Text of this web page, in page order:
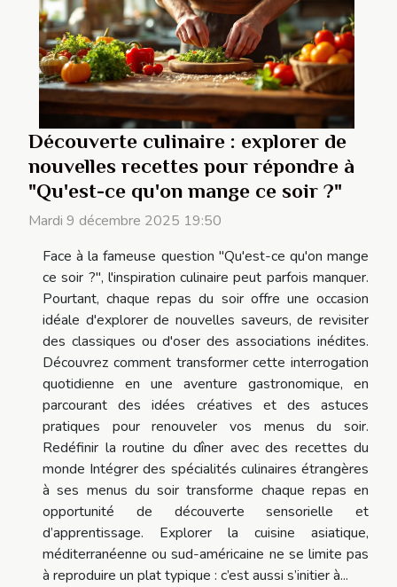
Découverte culinaire : explorer de
nouvelles recettes pour répondre à
"Qu'est-ce qu'on mange ce soir ?"
Mardi 9 décembre 2025 19:50
Face à la fameuse question "Qu'est-ce qu'on mange
ce soir ?", l'inspiration culinaire peut parfois manquer.
Pourtant, chaque repas du soir offre une occasion
idéale d'explorer de nouvelles saveurs, de revisiter
des classiques ou d'oser des associations inédites.
Découvrez comment transformer cette interrogation
quotidienne en une aventure gastronomique, en
parcourant des idées créatives et des astuces
pratiques pour renouveler vos menus du soir.
Redéfinir la routine du dîner avec des recettes du
monde Intégrer des spécialités culinaires étrangères
à ses menus du soir transforme chaque repas en
opportunité de découverte sensorielle et
d’apprentissage. Explorer la cuisine asiatique,
méditerranéenne ou sud-américaine ne se limite pas
à reproduire un plat typique : c’est aussi s’initier à...